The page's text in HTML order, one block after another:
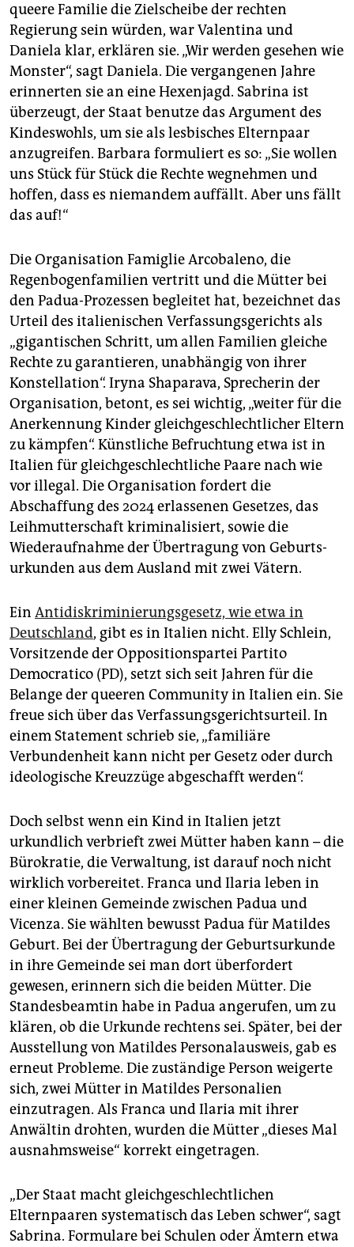
queere Familie die Zielscheibe der rechten
Regierung sein würden, war Valentina und
Daniela klar, erklären sie. „Wir werden gesehen wie
Monster“, sagt Daniela. Die vergangenen Jahre
erinnerten sie an eine Hexenjagd. Sabrina ist
überzeugt, der Staat benutze das Argument des
Kindeswohls, um sie als lesbisches Elternpaar
anzugreifen. Barbara formuliert es so: „Sie wollen
uns Stück für Stück die Rechte wegnehmen und
hoffen, dass es niemandem auffällt. Aber uns fällt
das auf!“
Die Organisation Famiglie Arcobaleno, die
Regenbogenfamilien vertritt und die Mütter bei
den Padua-Prozessen begleitet hat, bezeichnet das
Urteil des italienischen Verfassungsgerichts als
„gigantischen Schritt, um allen Familien gleiche
Rechte zu garantieren, unabhängig von ihrer
Konstellation“. Iryna Shaparava, Sprecherin der
Organisation, betont, es sei wichtig, „weiter für die
Anerkennung Kinder gleichgeschlechtlicher Eltern
zu kämpfen“. Künstliche Befruchtung etwa ist in
Italien für gleichgeschlechtliche Paare nach wie
vor illegal. Die Organisation fordert die
Abschaffung des 2024 erlassenen Gesetzes, das
Leihmutterschaft kriminalisiert, sowie die
Wiederaufnahme der Übertragung von Geburts­
urkunden aus dem Ausland mit zwei Vätern.
Ein Antidiskriminierungsgesetz, wie etwa in
Deutschland, gibt es in Italien nicht. Elly Schlein,
Vorsitzende der Oppositionspartei Partito
Democratico (PD), setzt sich seit Jahren für die
Belange der queeren Community in Italien ein. Sie
freue sich über das Verfassungsgerichtsurteil. In
einem Statement schrieb sie, „familiäre
Verbundenheit kann nicht per Gesetz oder durch
ideologische Kreuzzüge abgeschafft werden“.
Doch selbst wenn ein Kind in Italien jetzt
urkundlich verbrieft zwei Mütter haben kann – die
Bürokratie, die Verwaltung, ist darauf noch nicht
wirklich vorbereitet. Franca und Ilaria leben in
einer kleinen Gemeinde zwischen Padua und
Vicenza. Sie wählten bewusst Padua für Matildes
Geburt. Bei der Übertragung der Geburtsurkunde
in ihre Gemeinde sei man dort überfordert
gewesen, erinnern sich die beiden Mütter. Die
Standes­beamtin habe in Padua angerufen, um zu
klären, ob die Urkunde rechtens sei. Später, bei der
Ausstellung von Matildes Personalausweis, gab es
erneut Probleme. Die zuständige Person weigerte
sich, zwei Mütter in Matildes Personalien
einzutragen. Als Franca und Ilaria mit ihrer
Anwältin drohten, wurden die Mütter „dieses Mal
ausnahmsweise“ korrekt eingetragen.
„Der Staat macht gleichgeschlechtlichen
Elternpaaren systematisch das Leben schwer“, sagt
Sabrina. Formulare bei Schulen oder Ämtern etwa